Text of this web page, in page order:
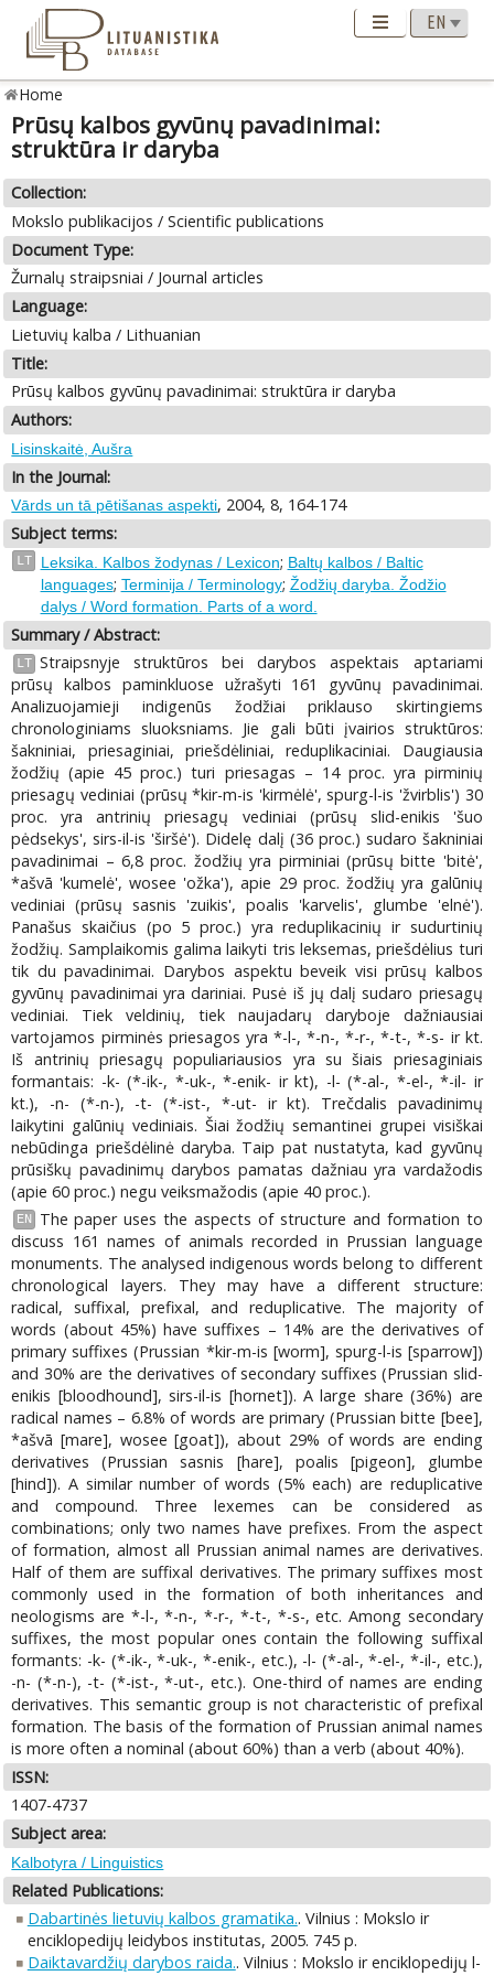
Home
Prūsų kalbos gyvūnų pavadinimai:
struktūra ir daryba
Collection:
Mokslo publikacijos / Scientific publications
Document Type:
Žurnalų straipsniai / Journal articles
Language:
Lietuvių kalba / Lithuanian
Title:
Prūsų kalbos gyvūnų pavadinimai: struktūra ir daryba
Authors:
Lisinskaitė, Aušra
In the Journal:
Vārds un tā pētišanas aspekti, 2004, 8, 164-174
Subject terms:
LT Leksika. Kalbos žodynas / Lexicon; Baltų kalbos / Baltic
languages; Terminija / Terminology; Žodžių daryba. Žodžio
dalys / Word formation. Parts of a word.
Summary / Abstract:
LT Straipsnyje struktūros bei darybos aspektais aptariami
prūsų kalbos paminkluose užrašyti 161 gyvūnų pavadinimai.
Analizuojamieji indigenūs žodžiai priklauso skirtingiems
chronologiniams sluoksniams. Jie gali būti įvairios struktūros:
šakniniai, priesaginiai, priešdėliniai, reduplikaciniai. Daugiausia
žodžių (apie 45 proc.) turi priesagas – 14 proc. yra pirminių
priesagų vediniai (prūsų *kir-m-is 'kirmėlė', spurg-l-is 'žvirblis') 30
proc. yra antrinių priesagų vediniai (prūsų slid-enikis 'šuo
pėdsekys', sirs-il-is 'širšė'). Didelę dalį (36 proc.) sudaro šakniniai
pavadinimai – 6,8 proc. žodžių yra pirminiai (prūsų bitte 'bitė',
*ašvā 'kumelė', wosee 'ožka'), apie 29 proc. žodžių yra galūnių
vediniai (prūsų sasnis 'zuikis', poalis 'karvelis', glumbe 'elnė').
Panašus skaičius (po 5 proc.) yra reduplikacinių ir sudurtinių
žodžių. Samplaikomis galima laikyti tris leksemas, priešdėlius turi
tik du pavadinimai. Darybos aspektu beveik visi prūsų kalbos
gyvūnų pavadinimai yra dariniai. Pusė iš jų dalį sudaro priesagų
vediniai. Tiek veldinių, tiek naujadarų daryboje dažniausiai
vartojamos pirminės priesagos yra *-l-, *-n-, *-r-, *-t-, *-s- ir kt.
Iš antrinių priesagų populiariausios yra su šiais priesaginiais
formantais: -k- (*-ik-, *-uk-, *-enik- ir kt), -l- (*-al-, *-el-, *-il- ir
kt.), -n- (*-n-), -t- (*-ist-, *-ut- ir kt). Trečdalis pavadinimų
laikytini galūnių vediniais. Šiai žodžių semantinei grupei visiškai
nebūdinga priešdėlinė daryba. Taip pat nustatyta, kad gyvūnų
prūsiškų pavadinimų darybos pamatas dažniau yra vardažodis
(apie 60 proc.) negu veiksmažodis (apie 40 proc.).
EN
The paper uses the aspects of structure and formation to
discuss 161 names of animals recorded in Prussian language
monuments. The analysed indigenous words belong to different
chronological layers. They may have a different structure:
radical, suffixal, prefixal, and reduplicative. The majority of
words (about 45%) have suffixes – 14% are the derivatives of
primary suffixes (Prussian *kir-m-is [worm], spurg-l-is [sparrow])
and 30% are the derivatives of secondary suffixes (Prussian slid-
enikis [bloodhound], sirs-il-is [hornet]). A large share (36%) are
radical names – 6.8% of words are primary (Prussian bitte [bee],
*ašvā [mare], wosee [goat]), about 29% of words are ending
derivatives (Prussian sasnis [hare], poalis [pigeon], glumbe
[hind]). A similar number of words (5% each) are reduplicative
and compound. Three lexemes can be considered as
combinations; only two names have prefixes. From the aspect
of formation, almost all Prussian animal names are derivatives.
Half of them are suffixal derivatives. The primary suffixes most
commonly used in the formation of both inheritances and
neologisms are *-l-, *-n-, *-r-, *-t-, *-s-, etc. Among secondary
suffixes, the most popular ones contain the following suffixal
formants: -k- (*-ik-, *-uk-, *-enik-, etc.), -l- (*-al-, *-el-, *-il-, etc.),
-n- (*-n-), -t- (*-ist-, *-ut-, etc.). One-third of names are ending
derivatives. This semantic group is not characteristic of prefixal
formation. The basis of the formation of Prussian animal names
is more often a nominal (about 60%) than a verb (about 40%).
ISSN:
1407-4737
Subject area:
Kalbotyra / Linguistics
Related Publications:
Dabartinės lietuvių kalbos gramatika.. Vilnius : Mokslo ir
enciklopedijų leidybos institutas, 2005. 745 p.
Daiktavardžių darybos raida.. Vilnius : Mokslo ir enciklopedijų l-